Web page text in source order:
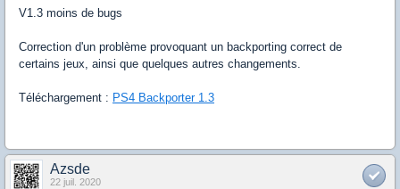
V1.3 moins de bugs
Correction d'un problème provoquant un backporting correct de
certains jeux, ainsi que quelques autres changements.
Téléchargement : PS4 Backporter 1.3
Azsde
22 juil. 2020